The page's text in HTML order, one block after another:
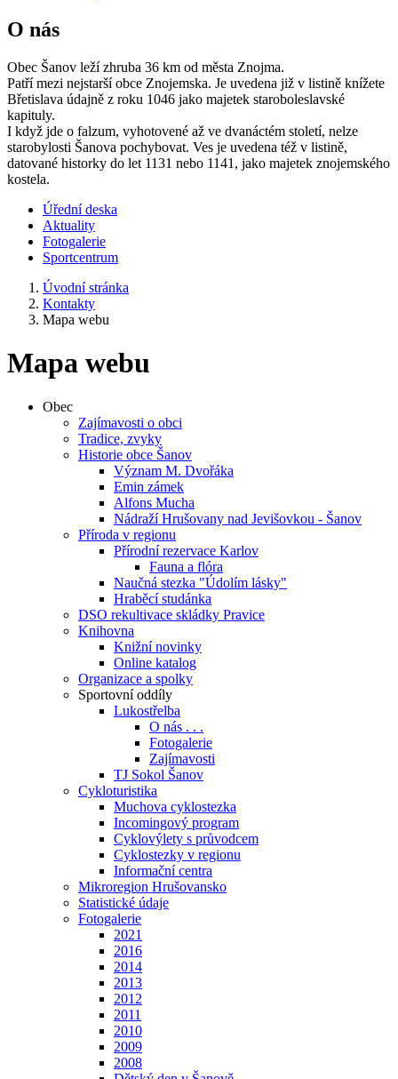
O nás
Obec Šanov leží zhruba 36 km od města Znojma.
Patří mezi nejstarší obce Znojemska. Je uvedena již v listině knížete
Břetislava údajně z roku 1046 jako majetek staroboleslavské
kapituly.
I když jde o falzum, vyhotovené až ve dvanáctém století, nelze
starobylosti Šanova pochybovat. Ves je uvedena též v listině,
datované historky do let 1131 nebo 1141, jako majetek znojemského
kostela.
Úřední deska
Aktuality
Fotogalerie
Sportcentrum
Úvodní stránka
Kontakty
Mapa webu
Mapa webu
Obec
Zajímavosti o obci
Tradice, zvyky
Historie obce Šanov
Význam M. Dvořáka
Emin zámek
Alfons Mucha
Nádraží Hrušovany nad Jevišovkou - Šanov
Příroda v regionu
Přírodní rezervace Karlov
Fauna a flóra
Naučná stezka "Údolím lásky"
Hraběcí studánka
DSO rekultivace skládky Pravice
Knihovna
Knižní novinky
Online katalog
Organizace a spolky
Sportovní oddíly
Lukostřelba
O nás . . .
Fotogalerie
Zajímavosti
TJ Sokol Šanov
Cykloturistika
Muchova cyklostezka
Incomingový program
Cyklovýlety s průvodcem
Cyklostezky v regionu
Informační centra
Mikroregion Hrušovansko
Statistické údaje
Fotogalerie
2021
2016
2014
2013
2012
2011
2010
2009
2008